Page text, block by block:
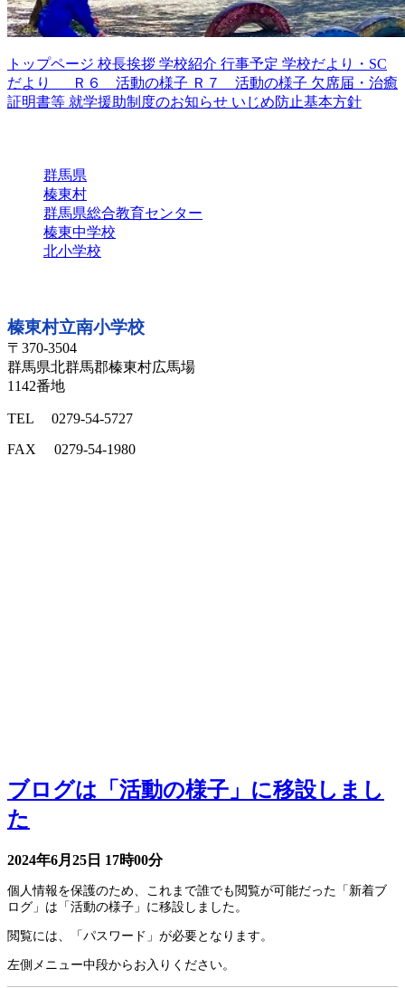
トップページ 校長挨拶 学校紹介 行事予定 学校だより・SC
だより
Ｒ６ 活動の様子 Ｒ７ 活動の様子 欠席届・治癒
証明書等 就学援助制度のお知らせ いじめ防止基本方針
群馬県
榛東村
群馬県総合教育センター
榛東中学校
北小学校
榛東村立南小学校
〒370-3504
群馬県北群馬郡榛東村広馬場
1142番地
TEL 0279-54-5727
FAX 0279-54-1980
ブログは「活動の様子」に移設しまし
た
2024年6月25日 17時00分
個人情報を保護のため、これまで誰でも閲覧が可能だった「新着ブ
ログ」は「活動の様子」に移設しました。
閲覧には、「パスワード」が必要となります。
左側メニュー中段からお入りください。